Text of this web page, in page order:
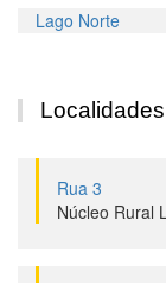
Lago Norte
Rua 3
Núcleo Rural